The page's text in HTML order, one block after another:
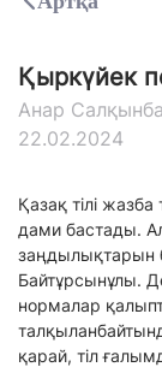
Қыркүйек
Анар
22.02.2024
Қазақ тілі
дами бастады.
заңдылықтарын
Байтұрсынұлы.
нормалар
қарай, тіл